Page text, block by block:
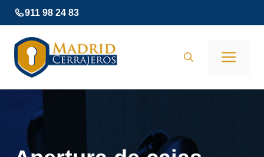
Saltar
al
contenido
911 98 24 83